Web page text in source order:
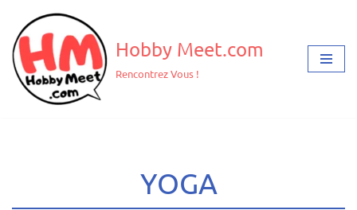
Aller
au
contenu
Hobby Meet.com
Rencontrez Vous !
YOGA